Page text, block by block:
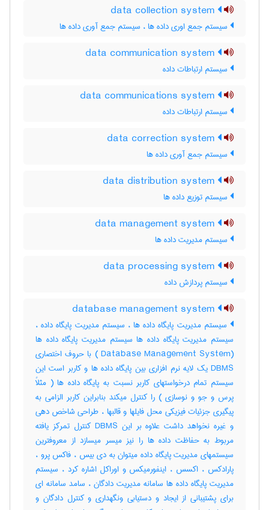
سیستم جمع اوری داده ها ، سیستم جمع آوری داده ها
سیستم ارتباطات داده
سیستم ارتباطات داده
سیستم جمع آوری داده ها
سیستم توزیع داده ها
سیستم مدیریت داده ها
سیستم پردازش داده
سیستم مدیریت پایگاه داده ها ، سیستم مدیریت پایگاه داده ،
سیستم مدیریت پایگاه داده ها سیستم مدیریت پایگاه داده ها
(Database Management System ) با حروف اختصاری
DBMS یک لایه نرم افزاری بین پایگاه داده ها و کاربر است این
سیستم تمام درخواستهای کاربر نسبت به پایگاه داده ها ( مثلاً
پرس و جو و نوسازی ) را کنترل میکند بنابراین کاربر الزامی به
پیگیری جزئیات فیزیکی محل فایلها و قالبها ، طراحی شاخص دهی
و غیره نخواهد داشت علاوه بر این DBMS کنترل تمرکز یافته
مربوط به حفاظت داده ها را نیز میسر میسازد از معروفترین
سیستمهای مدیریت پایگاه داده میتوان به دی بیس ، فاکس پرو ،
پارادکس ، اکسس ، اینفورمیکس و اوراکل اشاره کرد ، سیستم
مدیریت پایگاه داده ها سامانه مدیریت دادگان ، سامد سامانه ای
برای پشتیبانی از ایجاد و دستیابی ونگهداری و کنترل دادگان و